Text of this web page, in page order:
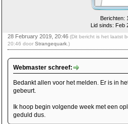
Berichten: 1
Lid sinds: Feb
28 February 2019, 20:46 (Dit bericht is het laatst
20:46 door Strangequark .)
Webmaster schreef:
Bedankt allen voor het melden. Er is in
gebeurt.
Ik hoop begin volgende week met een
geduld dus.